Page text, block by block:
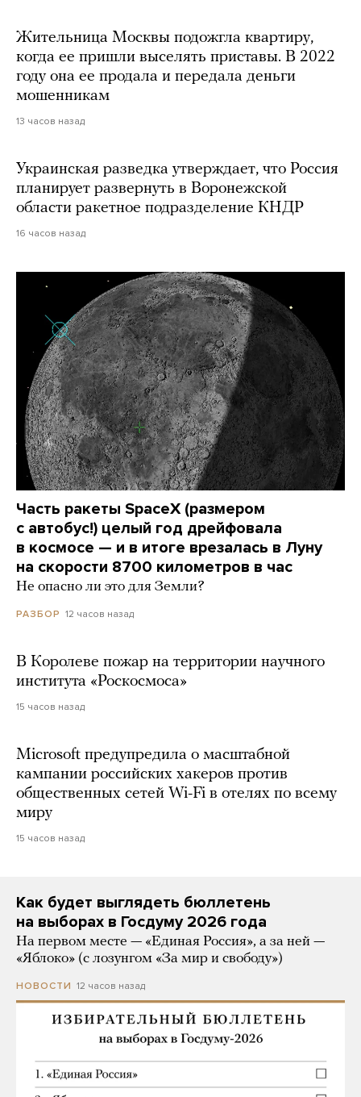
Жительница Москвы подожгла квартиру,
когда ее пришли выселять приставы. В 2022
году она ее продала и передала деньги
мошенникам
13 часов назад
Украинская разведка утверждает, что Россия
планирует развернуть в Воронежской
области ракетное подразделение КНДР
16 часов назад
Часть ракеты SpaceX (размером
с автобус!) целый год дрейфовала
в космосе — и в итоге врезалась в Луну
на скорости 8700 километров в час
Не опасно ли это для Земли?
РАЗБОР 12 часов назад
В Королеве пожар на территории научного
института «Роскосмоса»
15 часов назад
Microsoft предупредила о масштабной
кампании российских хакеров против
общественных сетей Wi-Fi в отелях по всему
миру
15 часов назад
Как будет выглядеть бюллетень
на выборах в Госдуму 2026 года
На первом месте — «Единая Россия», а за ней —
«Яблоко» (с лозунгом «За мир и свободу»)
НОВОСТИ 12 часов назад